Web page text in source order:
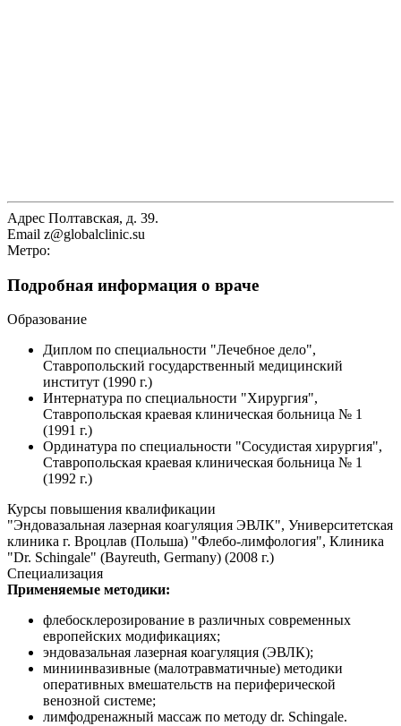
Адрес Полтавская, д. 39.
Email z@globalclinic.su
Метро:
Подробная информация о враче
Образование
Диплом по специальности "Лечебное дело",
Ставропольский государственный медицинский
институт (1990 г.)
Интернатура по специальности "Хирургия",
Ставропольская краевая клиническая больница № 1
(1991 г.)
Ординатура по специальности "Сосудистая хирургия",
Ставропольская краевая клиническая больница № 1
(1992 г.)
Курсы повышения квалификации
"Эндовазальная лазерная коагуляция ЭВЛК", Университетская
клиника г. Вроцлав (Польша) "Флебо-лимфология", Клиника
"Dr. Schingale" (Bayreuth, Germany) (2008 г.)
Специализация
Применяемые методики:
флебосклерозирование в различных современных
европейских модификациях;
эндовазальная лазерная коагуляция (ЭВЛК);
миниинвазивные (малотравматичные) методики
оперативных вмешательств на периферической
венозной системе;
лимфодренажный массаж по методу dr. Schingale.